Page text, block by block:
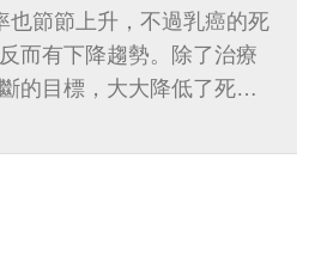
也節節上升，不過乳癌的死
而有下降趨勢。除了治療
的目標，大大降低了死亡